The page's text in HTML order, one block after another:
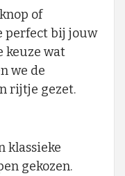
of
perfect bij jouw
keuze wat
we de
rijtje gezet.
klassieke
gekozen.